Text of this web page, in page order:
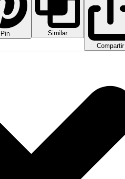
Pin
Similar
Compartir